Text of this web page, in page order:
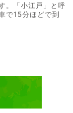
。「小江戸」と呼
で15分ほどで到